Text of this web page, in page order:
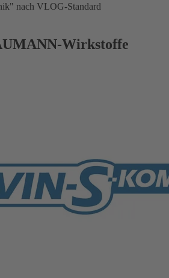
nach VLOG-Standard
Wirkstoffe